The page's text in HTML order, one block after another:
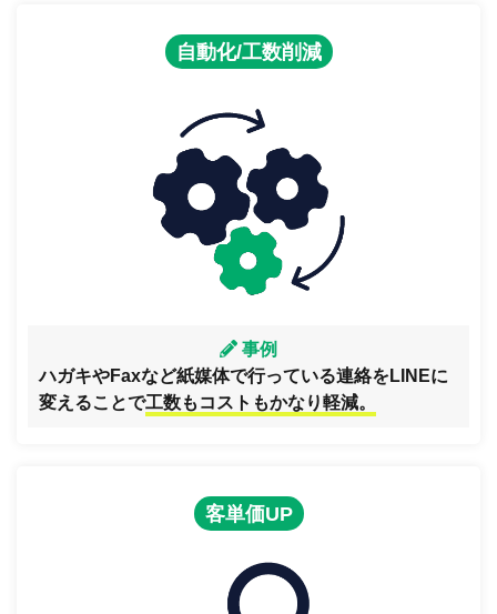
自動化/工数削減
事例
ハガキやFaxなど紙媒体で行っている連絡をLINEに
変えることで工数もコストもかなり軽減。
客単価UP